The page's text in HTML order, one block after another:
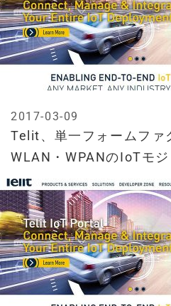
Telit、単一フォームファ
WLAN・WPANのIoTモ
2017-03-09